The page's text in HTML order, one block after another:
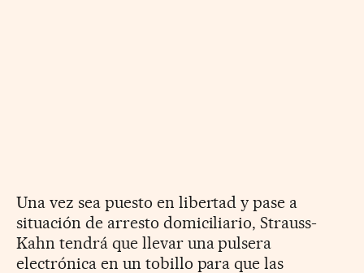
Una vez sea puesto en libertad y pase a
situación de arresto domiciliario, Strauss-
Kahn tendrá que llevar una pulsera
electrónica en un tobillo para que las